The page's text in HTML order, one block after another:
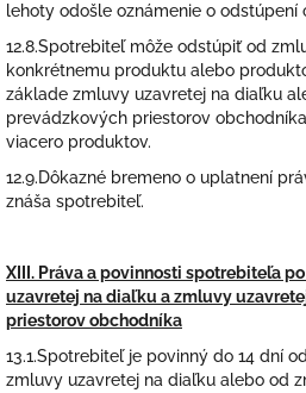
lehoty odošle oznámenie o
12.8.Spotrebiteľ môže odstúpiť od
konkrétnemu produktu alebo
základe zmluvy uzavretej na diaľku
prevádzkových priestorov
viacero produktov.
12.9.Dôkazné bremeno o uplatnení
znáša spotrebiteľ.
XIII. Práva a povinnosti spotrebiteľa
uzavretej na diaľku a zmluvy
priestorov obchodníka
13.1.Spotrebiteľ je povinný do 14 dní
zmluvy uzavretej na diaľku alebo od